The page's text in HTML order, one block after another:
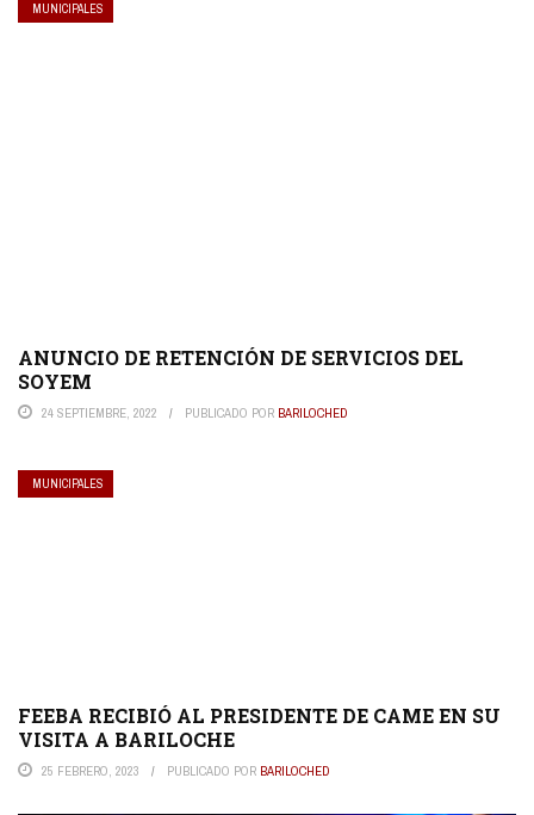
MUNICIPALES
ANUNCIO DE RETENCIÓN DE SERVICIOS DEL
SOYEM
24 SEPTIEMBRE, 2022 PUBLICADO POR BARILOCHED
MUNICIPALES
FEEBA RECIBIÓ AL PRESIDENTE DE CAME EN SU
VISITA A BARILOCHE
25 FEBRERO, 2023 PUBLICADO POR BARILOCHED